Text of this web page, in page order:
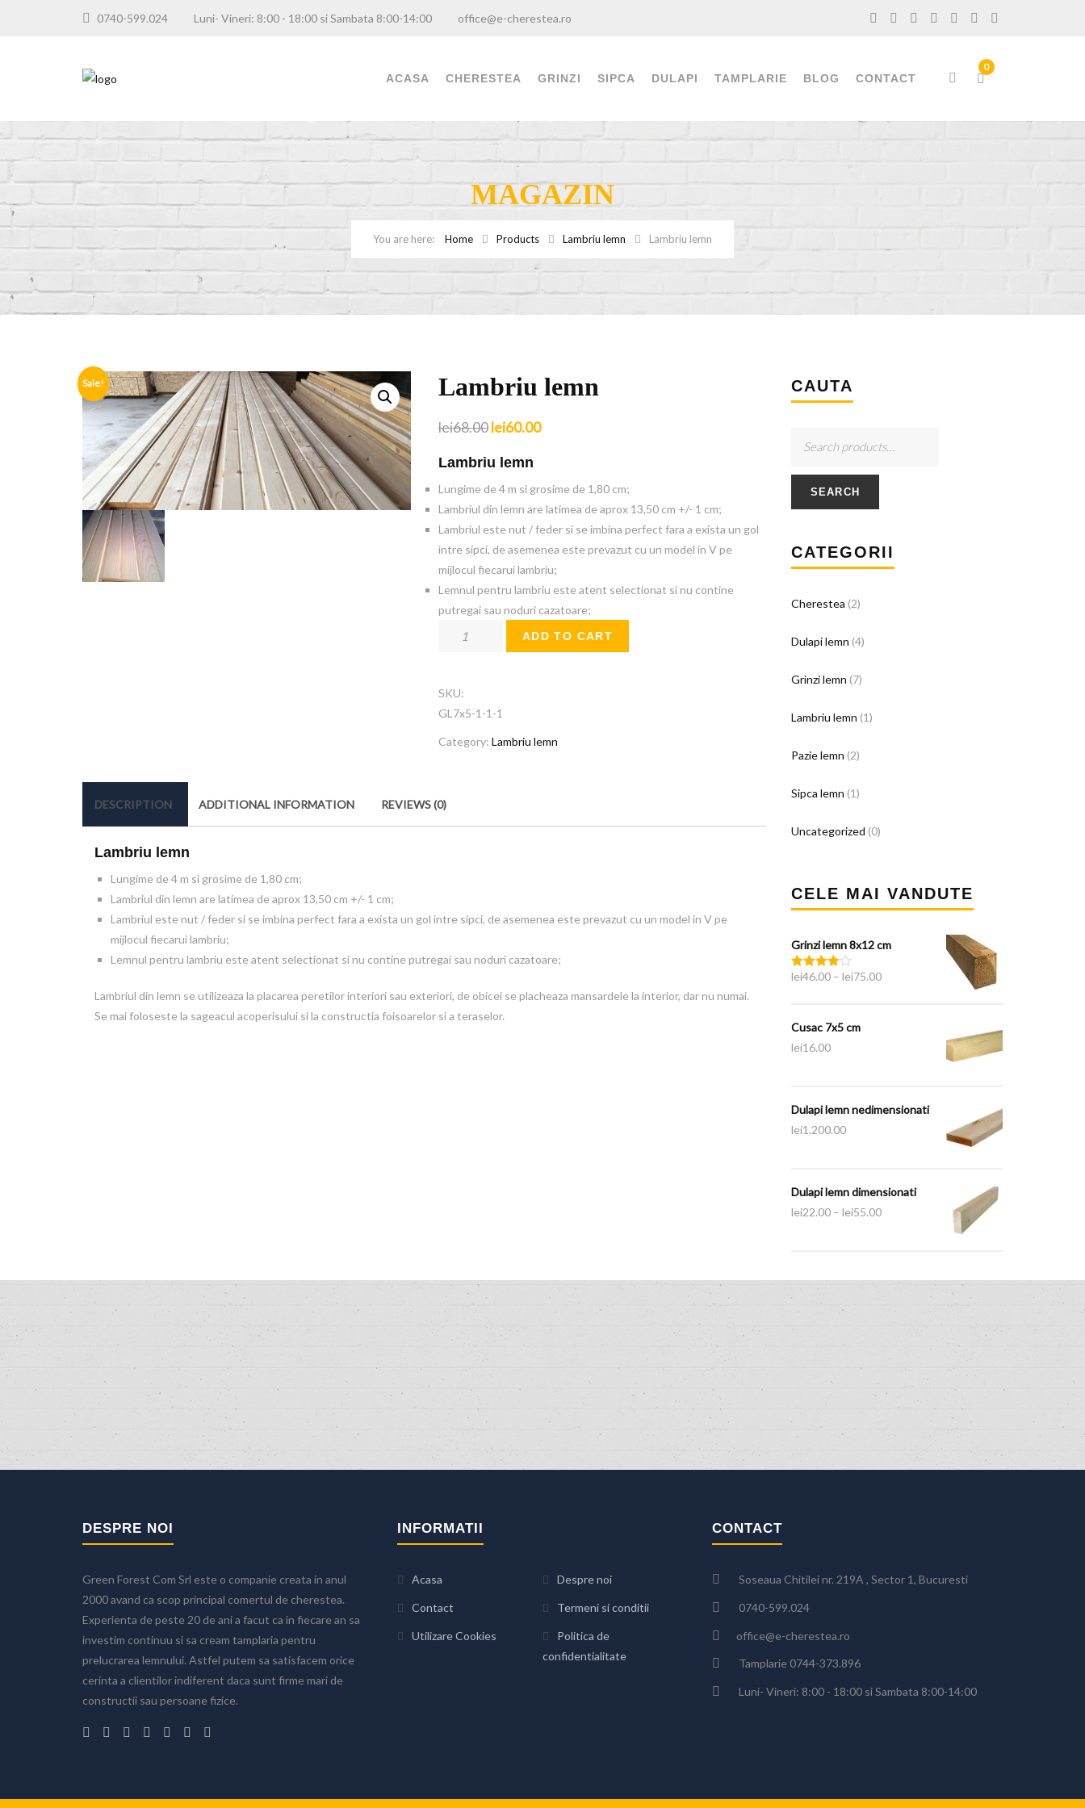
0740-599.024 Luni- Vineri: 8:00 - 18:00 si Sambata 8:00-14:00 office@e-cherestea.ro
ACASA CHERESTEA GRINZI SIPCA DULAPI TAMPLARIE BLOG CONTACT
MAGAZIN
Home Products Lambriu lemn Lambriu lemn
Sale! Lambriu lemn
lei68.00 lei60.00
Lambriu lemn
Lungime de 4 m si grosime de 1,80 cm;
Lambriul din lemn are latimea de aprox 13,50 cm +/- 1 cm;
Lambriul este nut / feder si se imbina perfect fara a exista un gol
intre sipci, de asemenea este prevazut cu un model in V pe
mijlocul fiecarui lambriu;
Lemnul pentru lambriu este atent selectionat si nu contine
putregai sau noduri cazatoare;
Lambriu
ADD TO CART
SKU:
GL7x5-1-1-1
Category: Lambriu lemn
DESCRIPTION ADDITIONAL INFORMATION REVIEWS (0)
Lambriu lemn
Lungime de 4 m si grosime de 1,80 cm;
Lambriul din lemn are latimea de aprox 13,50 cm +/- 1 cm;
Lambriul este nut / feder si se imbina perfect fara a exista un gol intre sipci, de asemenea este prevazut cu un model in V pe
mijlocul fiecarui lambriu;
Lemnul pentru lambriu este atent selectionat si nu contine putregai sau noduri cazatoare;
Lambriul din lemn se utilizeaza la placarea peretilor interiori sau exteriori, de obicei se placheaza mansardele la interior, dar nu numai.
Se mai foloseste la sageacul acoperisului si la constructia foisoarelor si a teraselor.
CAUTA
SEARCH
CATEGORII
Cherestea (2)
Dulapi lemn (4)
Grinzi lemn (7)
Lambriu lemn (1)
Pazie lemn (2)
Sipca lemn (1)
Uncategorized (0)
CELE MAI VANDUTE
Grinzi lemn 8x12 cm
Rated
lei46.00– lei75.00
Cusac 7x5 cm
lei16.00
Dulapi lemn nedimensionati
lei1,200.00
Dulapi lemn dimensionati
lei22.00– lei55.00
DESPRE NOI
Green Forest Com Srl este o companie creata in anul
2000 avand ca scop principal comertul de cherestea.
Experienta de peste 20 de ani a facut ca in fiecare an sa
investim continuu si sa cream tamplaria pentru
prelucrarea lemnului. Astfel putem sa satisfacem orice
cerinta a clientilor indiferent daca sunt firme mari de
constructii sau persoane fizice.
INFORMATII
Acasa Despre noi
Contact Termeni si conditii
Utilizare Cookies
Politica de
confidentialitate
CONTACT
Soseaua Chitilei nr. 219A , Sector 1, Bucuresti
0740-599.024
office@e-cherestea.ro
Tamplarie 0744-373.896
Luni- Vineri: 8:00 - 18:00 si Sambata 8:00-14:00
Tamplarie